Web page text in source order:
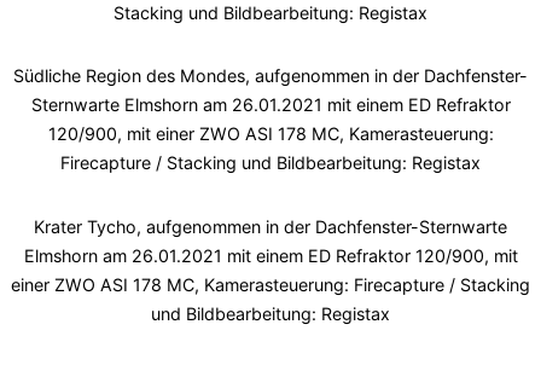
Stacking und Bildbearbeitung: Registax
Südliche Region des Mondes, aufgenommen in der Dachfenster-
Sternwarte Elmshorn am 26.01.2021 mit einem ED Refraktor
120/900, mit einer ZWO ASI 178 MC, Kamerasteuerung:
Firecapture / Stacking und Bildbearbeitung: Registax
Krater Tycho, aufgenommen in der Dachfenster-Sternwarte
Elmshorn am 26.01.2021 mit einem ED Refraktor 120/900, mit
einer ZWO ASI 178 MC, Kamerasteuerung: Firecapture / Stacking
und Bildbearbeitung: Registax